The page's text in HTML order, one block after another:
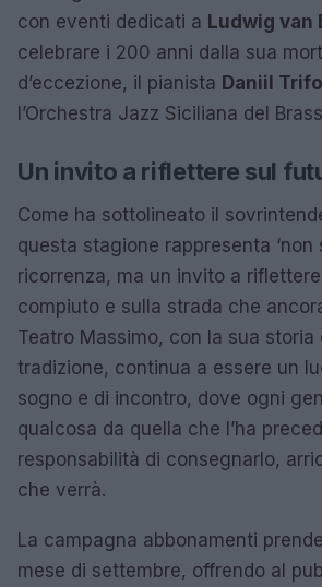
con eventi dedicati a Ludwig van
celebrare i 200 anni dalla sua
d’eccezione, il pianista Daniil
l’Orchestra Jazz Siciliana del
Un invito a riflettere sul
Come ha sottolineato il
questa stagione rappresenta ‘non
ricorrenza, ma un invito a
compiuto e sulla strada che ancora
Teatro Massimo, con la sua storia
tradizione, continua a essere un
sogno e di incontro, dove ogni
qualcosa da quella che l’ha
responsabilità di consegnarlo,
che verrà.
La campagna abbonamenti
mese di settembre, offrendo al